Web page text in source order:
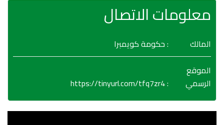
معلومات الاتصال
المالك
: حكومة كويمبرا
الموقع
الرسمي
:
https://tinyurl.com/tfq7zr4